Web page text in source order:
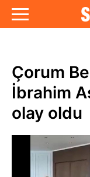
Çorum
İbrahim
olay oldu